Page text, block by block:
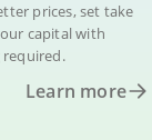
prices, set take
capital with
Learn more